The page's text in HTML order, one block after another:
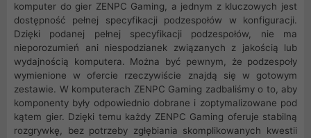
komputer do gier ZENPC Gaming, a jednym z kluczowych jest
dostępność pełnej specyfikacji podzespołów w konfiguracji.
Dzięki podanej pełnej specyfikacji podzespołów, nie ma
nieporozumień ani niespodzianek związanych z jakością lub
wydajnością komputera. Można być pewnym, że podzespoły
wymienione w ofercie rzeczywiście znajdą się w gotowym
zestawie. W komputerach ZENPC Gaming zadbaliśmy o to, aby
komponenty były odpowiednio dobrane i zoptymalizowane pod
kątem gier. Dzięki temu każdy ZENPC Gaming oferuje stabilną
rozgrywkę, bez potrzeby zgłębiania skomplikowanych kwestii